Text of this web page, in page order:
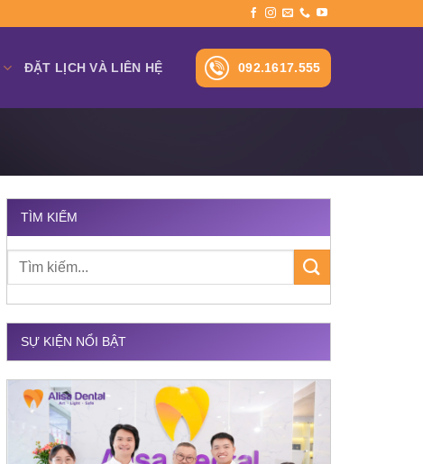
ĐẶT LỊCH VÀ LIÊN HỆ 092.1617.555
TÌM KIẾM
SỰ KIỆN NỔI BẬT